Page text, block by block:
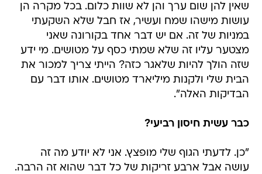
שאין להן שום ערך והן לא שוות כלום. בכל מקרה הן
עושות מישהו שמח ועשיר, אז חבל שלא השקעתי
במניות של זה. אם יש דבר אחד בקורונה שאני
מצטער עליו זה שלא שמתי כסף על מטושים. מי ידע
שזה הולך להיות שלאגר כזה? הייתי צריך למכור את
הבית שלי ולקנות מיליארד מטושים. אותו דבר עם
הבדיקות האלה".
כבר עשית חיסון רביעי?
"כן. לדעתי הגוף שלי מופצץ. אני לא יודע מה זה
עושה אבל ארבע זריקות של כל דבר שהוא זה הרבה.